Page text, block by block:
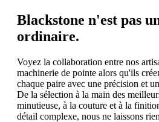
Blackstone n'est pas
ordinaire.
Voyez la collaboration entre nos
machinerie de pointe alors qu'ils
chaque paire avec une précision et
De la sélection à la main des
minutieuse, à la couture et à la
détail complexe, nous ne laissons